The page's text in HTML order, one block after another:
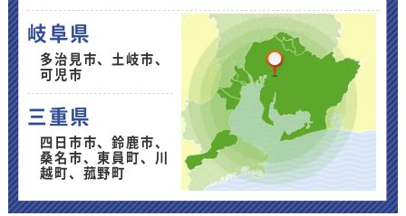
岐阜県
多治見市、土岐市、
可児市
三重県
四日市市、鈴鹿市、
桑名市、東員町、川
越町、菰野町